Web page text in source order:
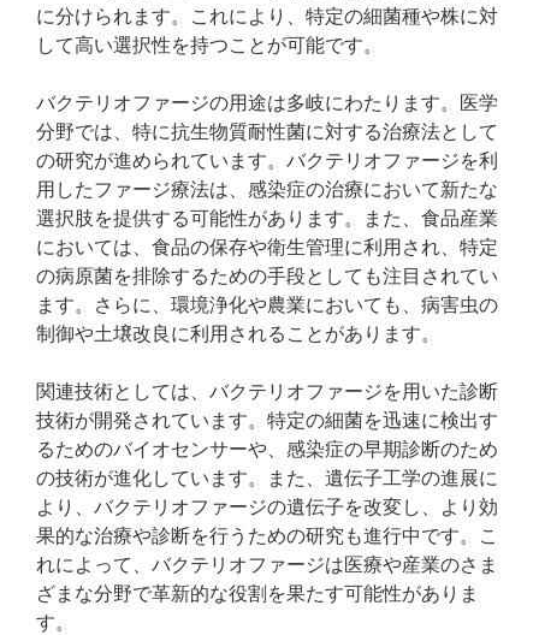
に分けられます。これにより、特定の細菌種や株に対
して高い選択性を持つことが可能です。
バクテリオファージの用途は多岐にわたります。医学
分野では、特に抗生物質耐性菌に対する治療法として
の研究が進められています。バクテリオファージを利
用したファージ療法は、感染症の治療において新たな
選択肢を提供する可能性があります。また、食品産業
においては、食品の保存や衛生管理に利用され、特定
の病原菌を排除するための手段としても注目されてい
ます。さらに、環境浄化や農業においても、病害虫の
制御や土壌改良に利用されることがあります。
関連技術としては、バクテリオファージを用いた診断
技術が開発されています。特定の細菌を迅速に検出す
るためのバイオセンサーや、感染症の早期診断のため
の技術が進化しています。また、遺伝子工学の進展に
より、バクテリオファージの遺伝子を改変し、より効
果的な治療や診断を行うための研究も進行中です。こ
れによって、バクテリオファージは医療や産業のさま
ざまな分野で革新的な役割を果たす可能性がありま
す。